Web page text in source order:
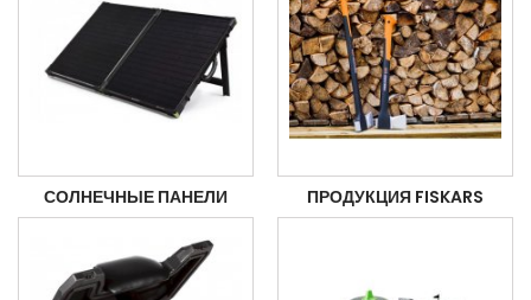
СОЛНЕЧНЫЕ ПАНЕЛИ ПРОДУКЦИЯ FISKARS